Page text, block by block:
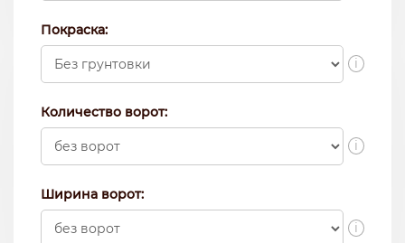
Покраска:
i
Количество ворот:
i
Ширина ворот:
i